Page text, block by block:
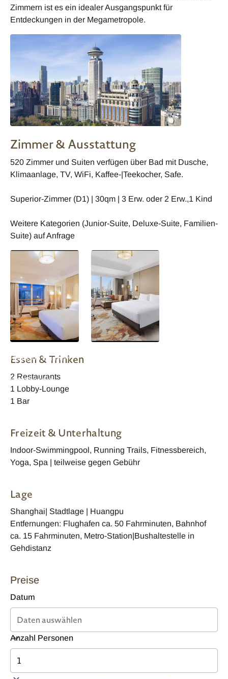
Zimmern ist es ein idealer Ausgangspunkt für
Entdeckungen in der Megametropole.
Zimmer & Ausstattung
520 Zimmer und Suiten verfügen über Bad mit Dusche,
Klimaanlage, TV, WiFi, Kaffee-|Teekocher, Safe.
Superior-Zimmer (D1) | 30qm | 3 Erw. oder 2 Erw.,1 Kind
Weitere Kategorien (Junior-Suite, Deluxe-Suite, Familien-
Suite) auf Anfrage
Radisson Blu New
Wohnbeispiel
Essen & Trinken
2 Restaurants
1 Lobby-Lounge
1 Bar
Freizeit & Unterhaltung
Indoor-Swimmingpool, Running Trails, Fitnessbereich,
Yoga, Spa | teilweise gegen Gebühr
Lage
Shanghai| Stadtlage | Huangpu
Entfernungen: Flughafen ca. 50 Fahrminuten, Bahnhof
ca. 15 Fahrminuten, Metro-Station|Bushaltestelle in
Gehdistanz
Preise
Datum
Anzahl Personen